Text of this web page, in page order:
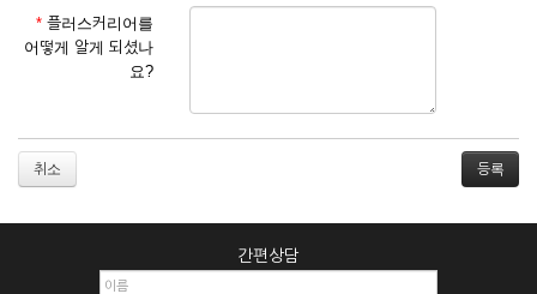
를 심사, 승낙함으로써 성립하며, 회사는 신청자의 실명 확인 절
차를 밟을 수 있습니다.
② 회원가입시 입력한 ID는 변경할 수 없으며, 회원 1인당 한 개
의 ID가 발급됩니다. 부득이한 경우로 인해 변경하고자 하는 경
거절하거나 취소할 수 있으며, 실명으로 등록하지 않은 자의 일
2. 개인정보를 허위로 기재하여 신청할 경우
3. 경쟁 관게에 있는 이용자가 신청할 경우
4. 타인의 서비스 이용을 방해하거나, 정보를 도용한 경우
* 플러스커리어를
어떻게 알게 되셨나
요?
취소
간편상담